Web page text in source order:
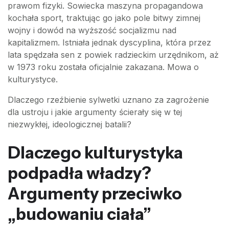
prawom fizyki. Sowiecka maszyna propagandowa
kochała sport, traktując go jako pole bitwy zimnej
wojny i dowód na wyższość socjalizmu nad
kapitalizmem. Istniała jednak dyscyplina, która przez
lata spędzała sen z powiek radzieckim urzędnikom, aż
w 1973 roku została oficjalnie zakazana. Mowa o
kulturystyce.
Dlaczego rzeźbienie sylwetki uznano za zagrożenie
dla ustroju i jakie argumenty ścierały się w tej
niezwykłej, ideologicznej batalii?
Dlaczego kulturystyka
podpadła władzy?
Argumenty przeciwko
„budowaniu ciała”